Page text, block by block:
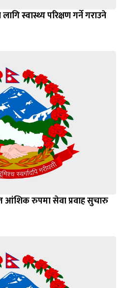
स्वास्थ्य परिक्षण गर्ने गराउने
आंशिक रुपमा सेवा प्रवाह सुचारु